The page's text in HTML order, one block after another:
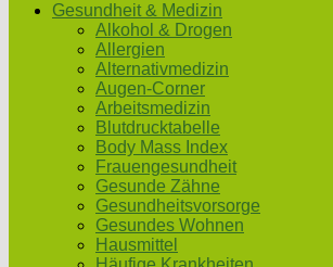
Gesundheit & Medizin
Alkohol & Drogen
Allergien
Alternativmedizin
Augen-Corner
Arbeitsmedizin
Blutdrucktabelle
Body Mass Index
Frauengesundheit
Gesunde Zähne
Gesundheitsvorsorge
Gesundes Wohnen
Hausmittel